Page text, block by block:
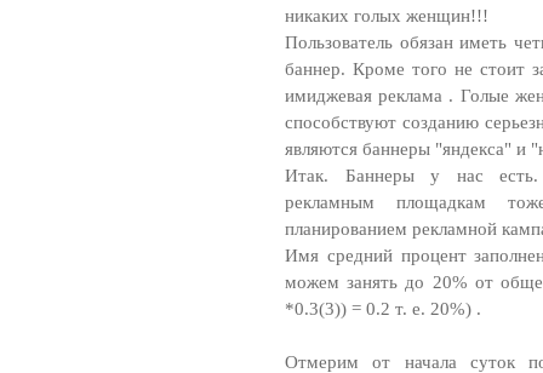
никаких голых женщин!!!
Пользователь обязан иметь
баннер. Кроме того не стоит
имиджевая реклама . Голые
способствуют созданию
являются баннеры "яндекса" и
Итак. Баннеры у нас есть.
рекламным площадкам
планированием рекламной
Имя средний процент
можем занять до 20% от
*0.3(3)) = 0.2 т. е. 20%) .
Отмерим от начала суток